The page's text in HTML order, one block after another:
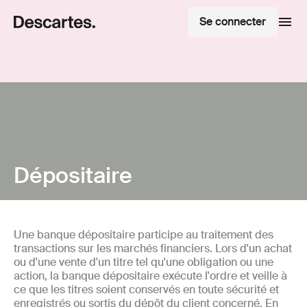
Se connecter
Dépositaire
Une banque dépositaire participe au traitement des
transactions sur les marchés financiers. Lors d'un achat
ou d'une vente d'un titre tel qu'une obligation ou une
action, la banque dépositaire exécute l'ordre et veille à
ce que les titres soient conservés en toute sécurité et
enregistrés ou sortis du dépôt du client concerné. En